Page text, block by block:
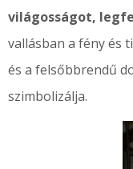
világosságot,
vallásban a fény és
és a felsőbbrendű
szimbolizálja.